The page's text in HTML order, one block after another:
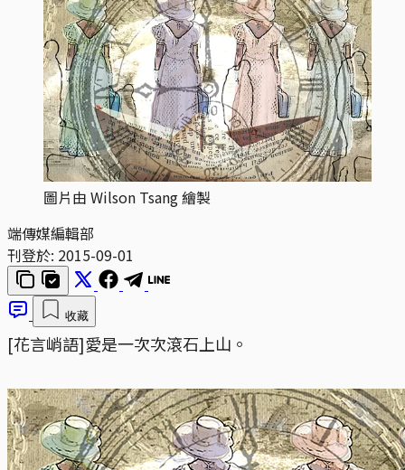
圖片由 Wilson Tsang 繪製
端傳媒編輯部
刊登於: 2015-09-01
收藏
[花言峭語]愛是一次次滾石上山。